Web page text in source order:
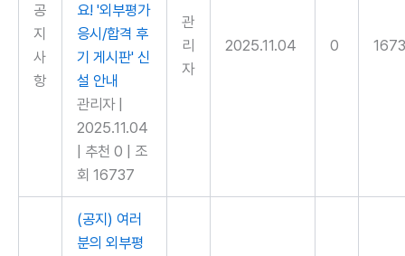
공
지
사
항
요! '외부평가
응시/합격 후
기 게시판' 신
설 안내
관리자
2025.11.04
추천 0
조
회 16737
관
리
자
2025.11.04 0
(공지) 여러
분의 외부평